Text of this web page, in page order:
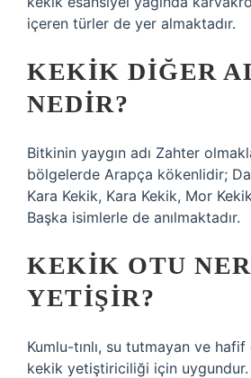
içeren türler de yer almaktadır.
KEKIK DIĞER
NEDIR?
Bitkinin yaygın adı Zahter
bölgelerde Arapça kökenlidir;
Kara Kekik, Kara Kekik, Mor
Başka isimlerle de anılmaktadır.
KEKIK OTU
YETIŞIR?
Kumlu-tınlı, su tutmayan ve
kekik yetiştiriciliği için